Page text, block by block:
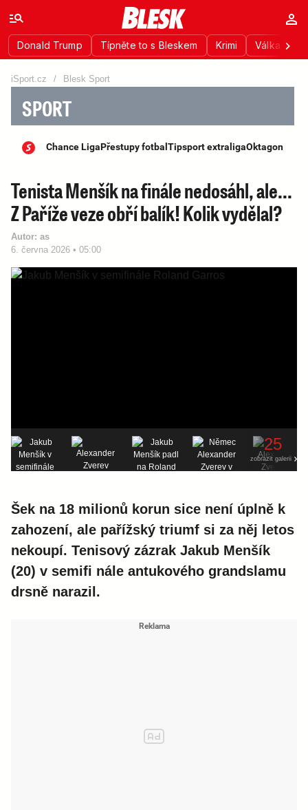
Donald Trump Típněte to s Bleskem Krimi Válka na
SPORT
Chance LigaPřestupy fotbal Tipsport extraligaOktagon
iSport.cz / Blesk Sport
6. června 2026 • 05:00
Tenista Menšík na finále nedosáhl, ale...
Z Paříže veze obří balík! Kolik vydělal?
Autor: as
25
zobrazit galerii
Šek na 18 milionů korun sice není úplně k
zahození, ale pařížský triumf si za něj letos
nekoupí. Tenisový zázrak Jakub Menšík
(20) v semifi nále antukového grandslamu
drsně narazil.